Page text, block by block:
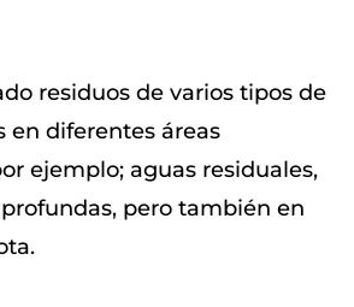
residuos de varios tipos de
en diferentes áreas
ejemplo; aguas residuales,
pero también en